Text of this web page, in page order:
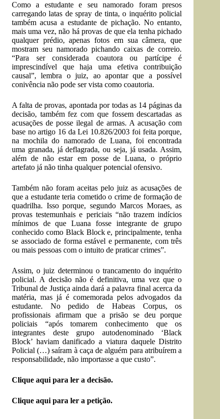
Como a estudante e seu namorado foram presos
carregando latas de spray de tinta, o inquérito policial
também acusa a estudante de pichação. No entanto,
mais uma vez, não há provas de que ela tenha pichado
qualquer prédio, apenas fotos em sua câmera, que
mostram seu namorado pichando caixas de correio.
“Para ser considerada coautora ou partícipe é
imprescindível que haja uma efetiva contribuição
causal”, lembra o juiz, ao apontar que a possível
conivência não pode ser vista como coautoria.
A falta de provas, apontada por todas as 14 páginas da
decisão, também fez com que fossem descartadas as
acusações de posse ilegal de armas. A acusação com
base no artigo 16 da Lei 10.826/2003 foi feita porque,
na mochila do namorado de Luana, foi encontrada
uma granada, já deflagrada, ou seja, já usada. Assim,
além de não estar em posse de Luana, o próprio
artefato já não tinha qualquer potencial ofensivo.
Também não foram aceitas pelo juiz as acusações de
que a estudante teria cometido o crime de formação de
quadrilha. Isso porque, segundo Marcos Moraes, as
provas testemunhais e periciais “não trazem indícios
mínimos de que Luana fosse integrante de grupo
conhecido como Black Block e, principalmente, tenha
se associado de forma estável e permanente, com três
ou mais pessoas com o intuito de praticar crimes”.
Assim, o juiz determinou o trancamento do inquérito
policial. A decisão não é definitiva, uma vez que o
Tribunal de Justiça ainda dará a palavra final acerca da
matéria, mas já é comemorada pelos advogados da
estudante. No pedido de Habeas Corpus, os
profissionais afirmam que a prisão se deu porque
policiais “após tomarem conhecimento que os
integrantes deste grupo autodenominado ‘Black
Block’ haviam danificado a viatura daquele Distrito
Policial (…) saíram à caça de alguém para atribuírem a
responsabilidade, não importasse a que custo”.
Clique aqui para ler a decisão.
Clique aqui para ler a petição.